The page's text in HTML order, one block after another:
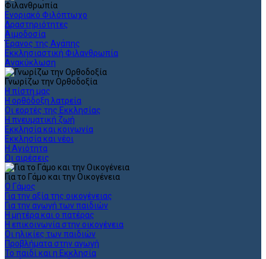
Φιλανθρωπία
Ενοριακό Φιλόπτωχο
Δραστηριότητες
Αιμοδοσία
Έρανος της Αγάπης
Εκκλησιαστική Φιλανθρωπία
Ανακύκλωση
Γνωρίζω την Ορθοδοξία
Η πίστη μας
Η ορθόδοξη λατρεία
Οι εορτές της Εκκλησίας
Η πνευματική ζωή
Εκκλησία και κοινωνία
Εκκλησία και νέοι
Η Αγιότητα
Οι αιρέσεις
Για το Γάμο και την Οικογένεια
Ο Γάμος
Για την αξία της οικογένειας
Για την αγωγή των παιδιών
Η μητέρα και ο πατέρας
Η επικοινωνία στην οικογένεια
Οι ηλικίες των παιδιών
Προβλήματα στην αγωγή
Το παιδί και η Εκκλησία